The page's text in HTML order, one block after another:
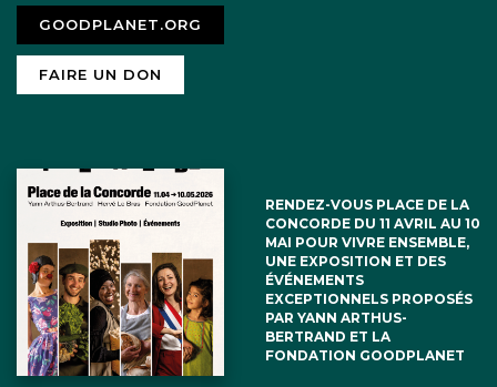
GOODPLANET.ORG
FAIRE UN DON
RENDEZ-VOUS PLACE DE LA
CONCORDE DU 11 AVRIL AU 10
MAI POUR VIVRE ENSEMBLE,
UNE EXPOSITION ET DES
ÉVÉNEMENTS
EXCEPTIONNELS PROPOSÉS
PAR YANN ARTHUS-
BERTRAND ET LA
FONDATION GOODPLANET